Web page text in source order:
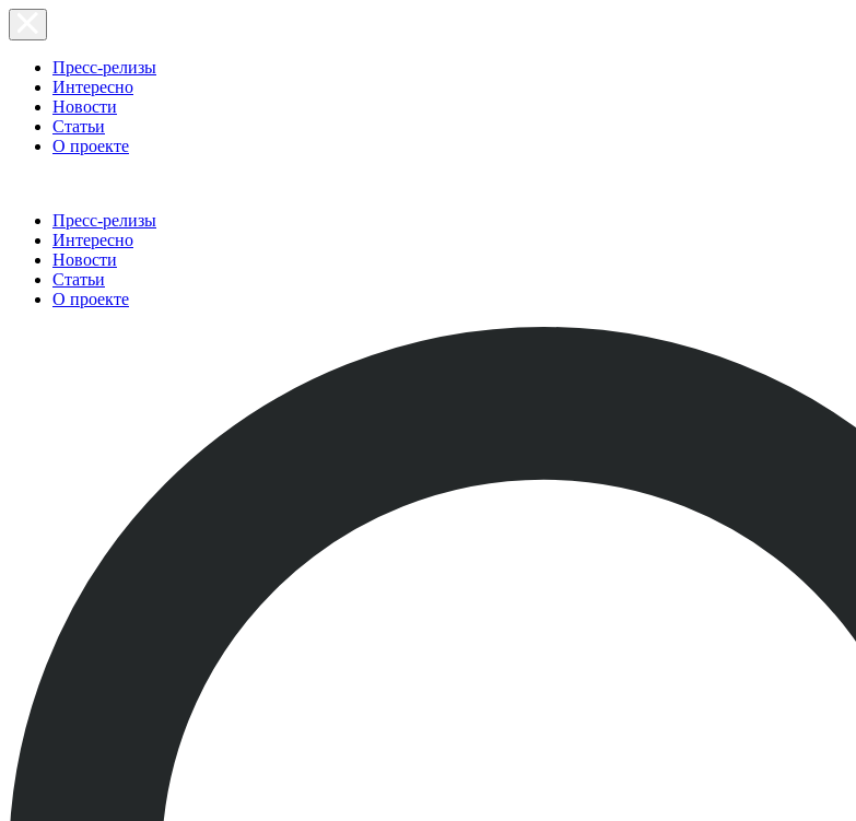
Пресс-релизы
Интересно
Новости
Статьи
О проекте
Пресс-релизы
Интересно
Новости
Статьи
О проекте